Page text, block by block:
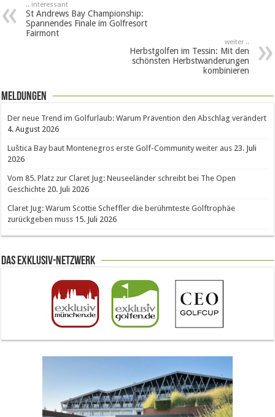
.. interessant
St Andrews Bay Championship:
Spannendes Finale im Golfresort
Fairmont
weiter ..
Herbstgolfen im Tessin: Mit den
schönsten Herbstwanderungen
kombinieren
Meldungen
Der neue Trend im Golfurlaub: Warum Prävention den Abschlag verändert
4. August 2026
Luštica Bay baut Montenegros erste Golf-Community weiter aus 23. Juli
2026
Vom 85. Platz zur Claret Jug: Neuseeländer schreibt bei The Open
Geschichte 20. Juli 2026
Claret Jug: Warum Scottie Scheffler die berühmteste Golftrophäe
zurückgeben muss 15. Juli 2026
Das Exklusiv-Netzwerk